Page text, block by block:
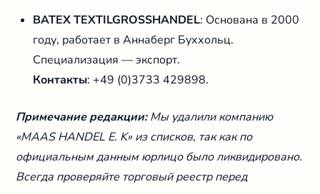
BATEX TEXTILGROSSHANDEL: Основана в 2000
году, работает в Аннаберг Буххольц.
Специализация — экспорт.
Контакты: +49 (0)3733 429898.
Примечание редакции:Мы удалили компанию
«MAAS HANDEL E. K» из списков, так как по
официальным данным юрлицо было ликвидировано.
Всегда проверяйте торговый реестр перед